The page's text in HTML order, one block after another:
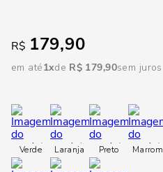
R$ 179,90
em até1 R$ 179,90sem juros
Verde Laranja Preto Marrom